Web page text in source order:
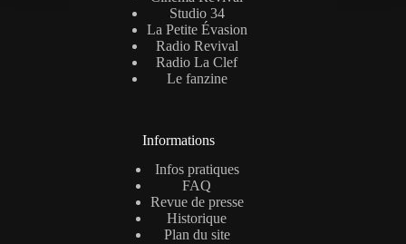
Studio 34
La Petite Évasion
Radio Revival
Radio La Clef
Le fanzine
Informations
Infos pratiques
FAQ
Revue de presse
Historique
Plan du site